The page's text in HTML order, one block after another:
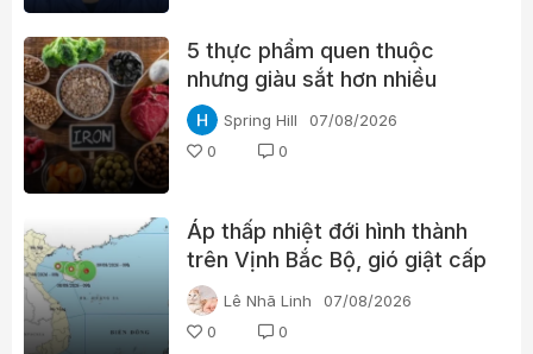
5 thực phẩm quen thuộc
nhưng giàu sắt hơn nhiều
người nghĩ
Spring Hill
07/08/2026
0
0
Áp thấp nhiệt đới hình thành
trên Vịnh Bắc Bộ, gió giật cấp
8
Lê Nhã Linh
07/08/2026
0
0